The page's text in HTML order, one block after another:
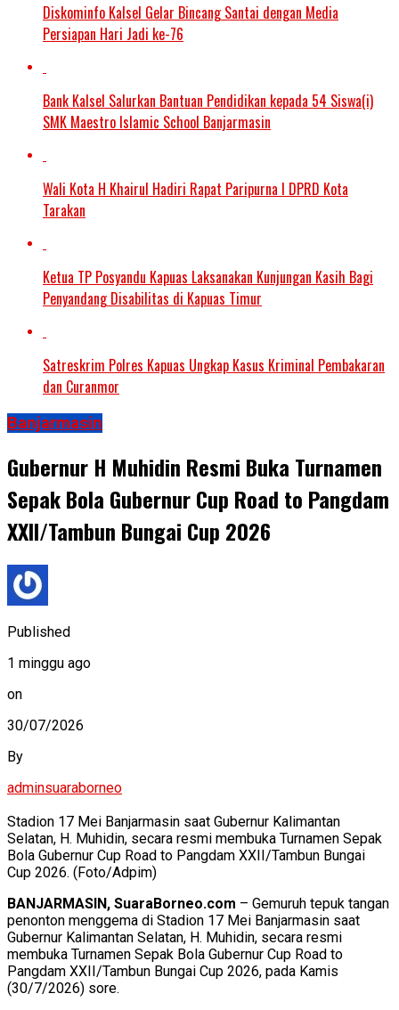
Diskominfo Kalsel Gelar Bincang Santai dengan Media
Persiapan Hari Jadi ke-76
Bank Kalsel Salurkan Bantuan Pendidikan kepada 54 Siswa(i)
SMK Maestro Islamic School Banjarmasin
Wali Kota H Khairul Hadiri Rapat Paripurna I DPRD Kota
Tarakan
Ketua TP Posyandu Kapuas Laksanakan Kunjungan Kasih Bagi
Penyandang Disabilitas di Kapuas Timur
Satreskrim Polres Kapuas Ungkap Kasus Kriminal Pembakaran
dan Curanmor
Banjarmasin
Gubernur H Muhidin Resmi Buka Turnamen
Sepak Bola Gubernur Cup Road to Pangdam
XXII/Tambun Bungai Cup 2026
Published
1 minggu ago
on
30/07/2026
By
adminsuaraborneo
Stadion 17 Mei Banjarmasin saat Gubernur Kalimantan
Selatan, H. Muhidin, secara resmi membuka Turnamen Sepak
Bola Gubernur Cup Road to Pangdam XXII/Tambun Bungai
Cup 2026. (Foto/Adpim)
BANJARMASIN, SuaraBorneo.com – Gemuruh tepuk tangan
penonton menggema di Stadion 17 Mei Banjarmasin saat
Gubernur Kalimantan Selatan, H. Muhidin, secara resmi
membuka Turnamen Sepak Bola Gubernur Cup Road to
Pangdam XXII/Tambun Bungai Cup 2026, pada Kamis
(30/7/2026) sore.